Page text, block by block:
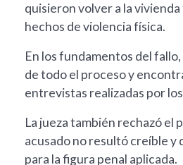
quisieron volver a la
hechos de violencia física.
En los fundamentos del
de todo el proceso y
entrevistas realizadas por
La jueza también rechazó el
acusado no resultó creíble y
para la figura penal aplicada.